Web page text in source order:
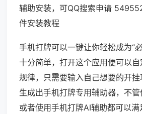
辅助安装，可QQ搜索申请
件安装教程
手机打牌可以一键让你轻松成为“
十分简单，打开这个应用便可以
规律，只需要输入自己想要的开
生成出手机打牌专用辅助器，不
或者使用手机打牌AI辅助都可以满